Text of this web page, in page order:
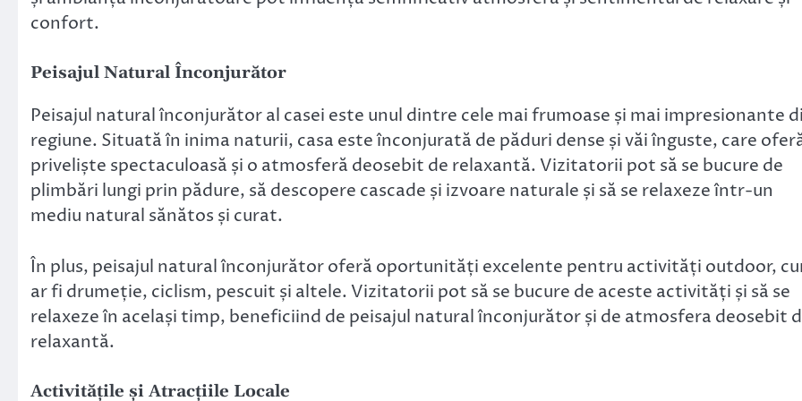
confort.
Peisajul Natural Înconjurător
Peisajul natural înconjurător al casei este unul dintre cele mai frumoase și mai impresionante
regiune. Situată în inima naturii, casa este înconjurată de păduri dense și văi înguste, care
priveliște spectaculoasă și o atmosferă deosebit de relaxantă. Vizitatorii pot să se bucure de
plimbări lungi prin pădure, să descopere cascade și izvoare naturale și să se relaxeze într-un
mediu natural sănătos și curat.
În plus, peisajul natural înconjurător oferă oportunități excelente pentru activități outdoor,
ar fi drumeție, ciclism, pescuit și altele. Vizitatorii pot să se bucure de aceste activități și să se
relaxeze în același timp, beneficiind de peisajul natural înconjurător și de atmosfera deosebit
relaxantă.
Activitățile și Atracțiile Locale